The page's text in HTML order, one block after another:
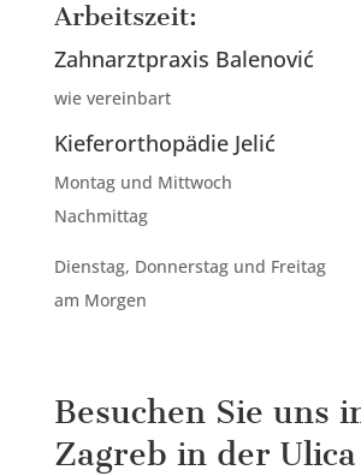
Arbeitszeit:
Zahnarztpraxis Balenović
wie vereinbart
Kieferorthopädie Jelić
Montag und Mittwoch
Nachmittag
Dienstag, Donnerstag und Freitag
am Morgen
Besuchen Sie uns
Zagreb in der Ulica